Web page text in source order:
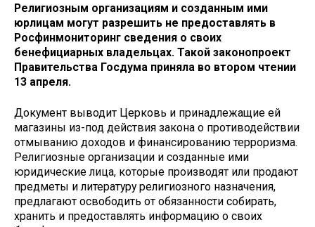
Религиозным организациям и созданным ими
юрлицам могут разрешить не предоставлять в
Росфинмониторинг сведения о своих
бенефициарных владельцах. Такой законопроект
Правительства Госдума приняла во втором чтении
13 апреля.
Документ выводит Церковь и принадлежащие ей
магазины из-под действия закона о противодействии
отмыванию доходов и финансированию терроризма.
Религиозные организации и созданные ими
юридические лица, которые производят или продают
предметы и литературу религиозного назначения,
предлагают освободить от обязанности собирать,
хранить и предоставлять информацию о своих